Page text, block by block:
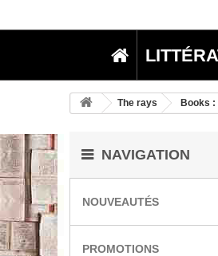
The rays Books
NAVIGATION
NOUVEAUTÉS
PROMOTIONS